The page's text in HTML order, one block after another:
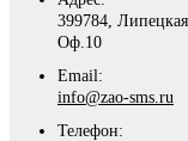
399784,
Оф.10
Email:
info@zao-sms.ru
Телефон: